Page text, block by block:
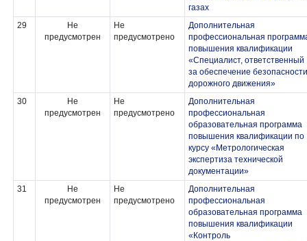
газах
29
Не
предусмотрен
Не
предусмотрено
Дополнительная
профессиональная
повышения квалификации
«Специалист, ответственный
за обеспечение безопасности
дорожного движения»
30
Не
предусмотрен
Не
предусмотрено
Дополнительная
профессиональная
образовательная программа
повышения квалификации по
курсу «Метрологическая
экспертиза технической
документации»
31
Не
предусмотрен
Не
предусмотрено
Дополнительная
профессиональная
образовательная программа
повышения квалификации
«Контроль